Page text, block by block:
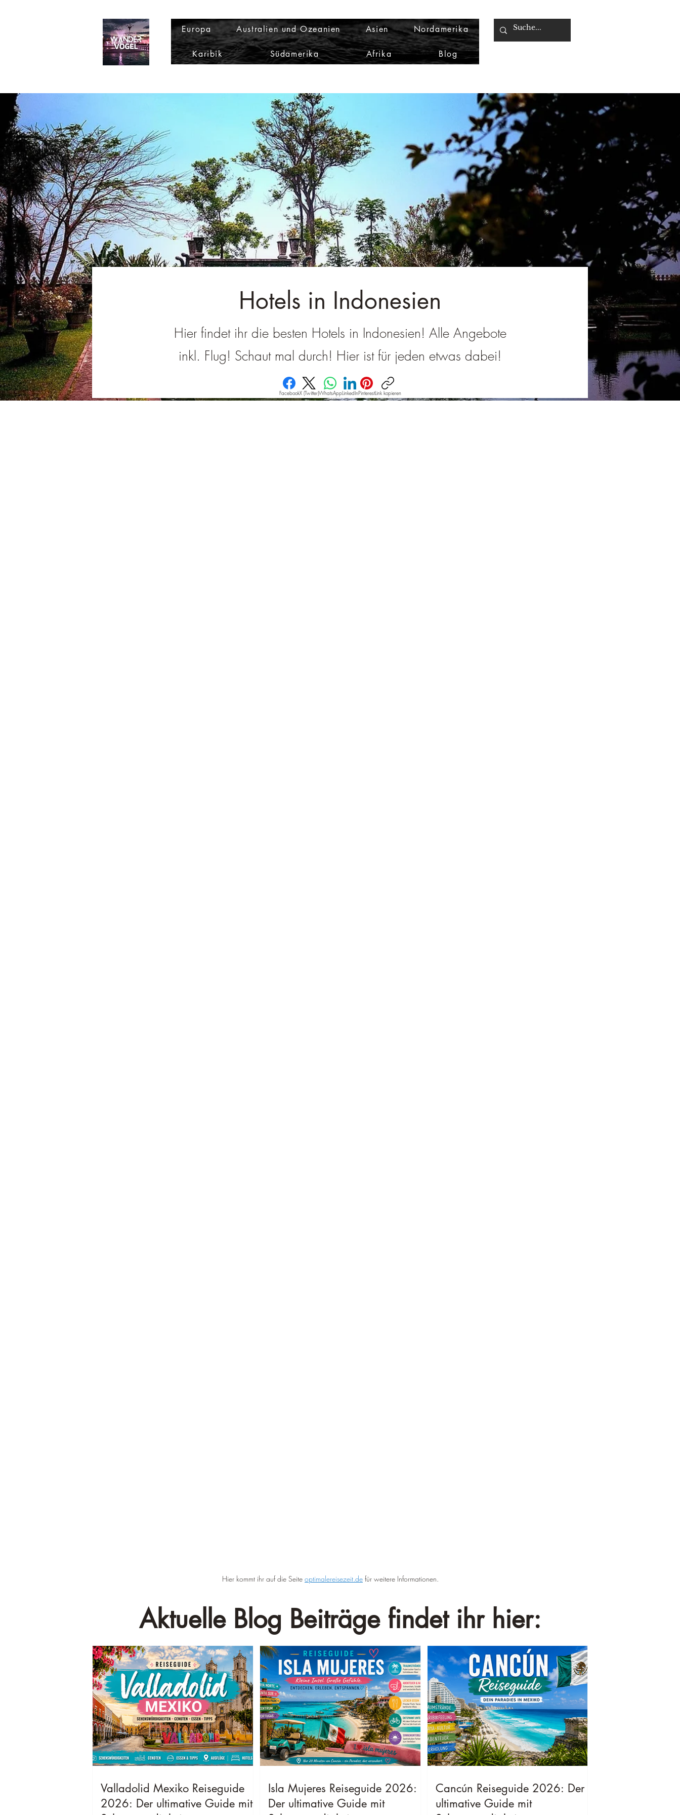
â
Europa Australien und Ozeanien Asien Nordamerika
Karibik Südamerika Afrika Blog
Hotels in Indonesien
Hier findet ihr die besten Hotels in Indonesien! Alle Angebote
inkl. Flug! Schaut mal durch! Hier ist für jeden etwas dabei!
FacebookX (Twitter)WhatsAppLinkedInPinterestLink kopieren
Hier kommt ihr auf die Seite optimalereisezeit.de für weitere Informationen.
Aktuelle Blog Beiträge findet ihr hier:
Valladolid Mexiko Reiseguide
2026: Der ultimative Guide mit
Isla Mujeres Reiseguide 2026:
Der ultimative Guide mit
Cancún Reiseguide 2026: Der
ultimative Guide mit